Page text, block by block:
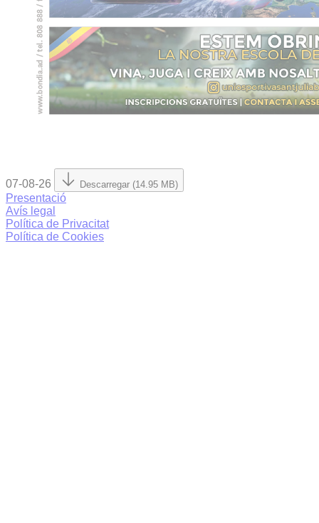
07-08-26 Descarregar (14.95 MB)
Presentació
Avís legal
Política de Privacitat
Política de Cookies